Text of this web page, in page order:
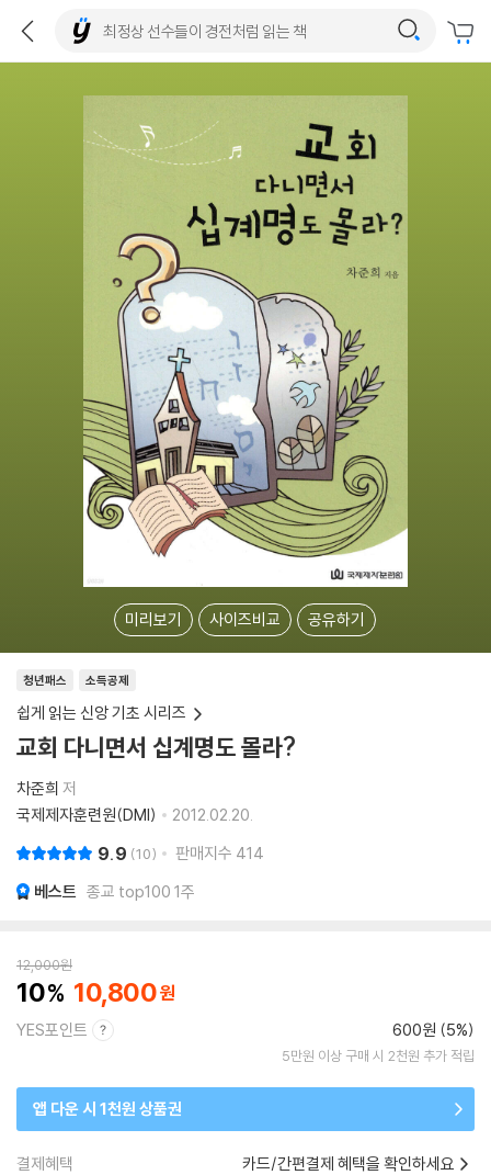
미리보기 사이즈비교 공유하기
소득공제
청년패스
쉽게 읽는 신앙 기초 시리즈
교회 다니면서 십계명도 몰라?
차준희 저
국제제자훈련원(DMI)
2012.02.20.
9.9 10 판매지수 414
베스트 종교 top100 1주
12,000원
10 10,800
YES포인트 600원 (5%)
5만원 이상 구매 시 2천원 추가 적립
앱 다운 시 1천원 상품권
결제혜택 카드/간편결제 혜택을 확인하세요